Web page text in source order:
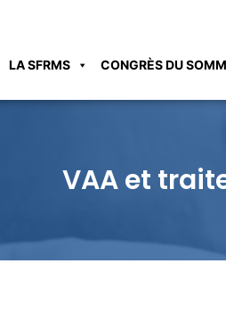
LA SFRMS CONGRÈS DU
VAA et